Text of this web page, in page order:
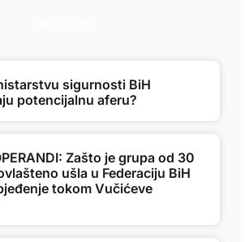
sigurnosti BiH
potencijalnu aferu?
Zašto je grupa od 30
ušla u Federaciju BiH
tokom Vučićeve